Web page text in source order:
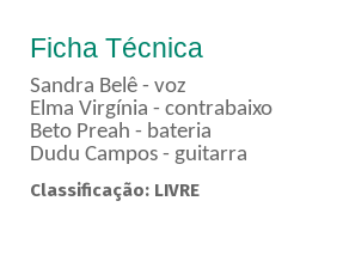
Ficha Técnica
Sandra Belê - voz
Elma Virgínia - contrabaixo
Beto Preah - bateria
Dudu Campos - guitarra
Classificação: LIVRE